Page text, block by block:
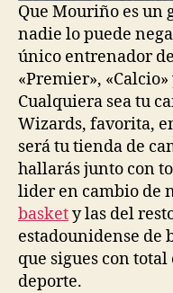
Que Mouriño es un
nadie lo puede
único entrenador
«Premier»,
Cualquiera sea tu
Wizards, favorita,
será tu tienda de
hallarás junto con
lider en cambio de
baskety las del
estadounidense de
que sigues con
deporte.